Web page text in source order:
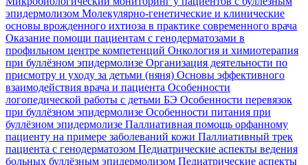
эпидермолизом Молекулярно-генетические и клинические
основы врожденного ихтиоза в практике современного врача
Оказание помощи пациентам с генодерматозами в
профильном центре компетенций Онкология и химиотерапия
при буллёзном эпидермолизе Организация деятельности по
присмотру и уходу за детьми (няня) Основы эффективного
взаимодействия врача и пациента Особенности
логопедической работы с детьми БЭ Особенности перевязок
при буллёзном эпидермолизе Особенности питания при
буллёзном эпидермолизе Паллиативная помощь орфанному
пациенту на примере заболеваний кожи Паллиативный трек
пациента с генодерматозом Педиатрические аспекты ведения
больных буллёзным эпидермолизом Педиатрические аспекты